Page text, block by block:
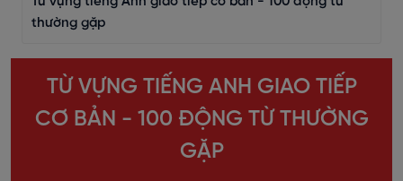
thường gặp
TỪ VỰNG TIẾNG ANH GIAO TIẾP
CƠ BẢN - 100 ĐỘNG TỪ THƯỜNG
GẶP